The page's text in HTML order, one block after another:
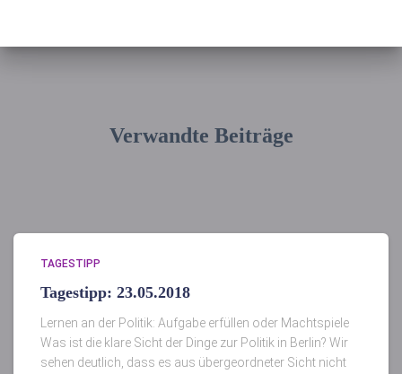
Verwandte Beiträge
TAGESTIPP
Tagestipp: 23.05.2018
Lernen an der Politik: Aufgabe erfüllen oder Machtspiele
Was ist die klare Sicht der Dinge zur Politik in Berlin? Wir
sehen deutlich, dass es aus übergeordneter Sicht nicht